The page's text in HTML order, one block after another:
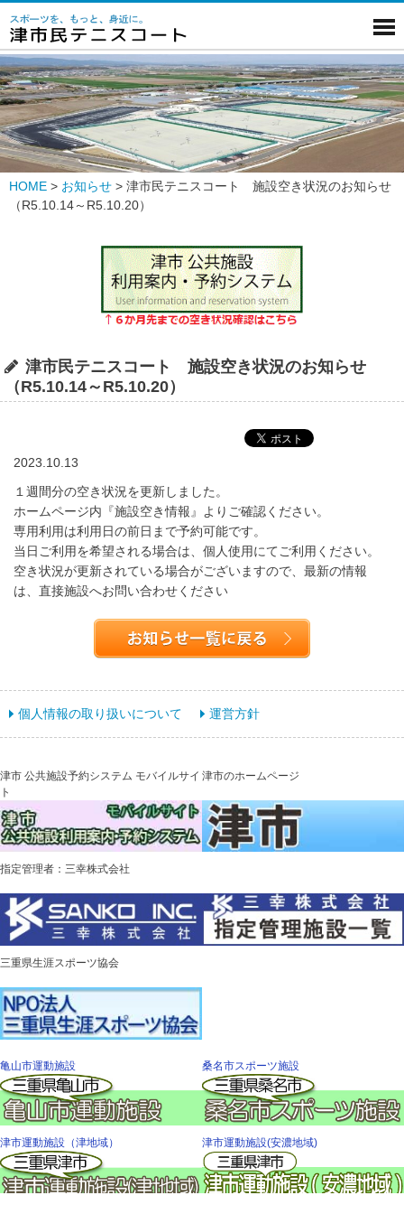
HOME > お知らせ > 津市民テニスコート 施設空き状況のお知らせ
（R5.10.14～R5.10.20）
津市民テニスコート 施設空き状況のお知らせ
（R5.10.14～R5.10.20）
2023.10.13
１週間分の空き状況を更新しました。
ホームページ内『施設空き情報』よりご確認ください。
専用利用は利用日の前日まで予約可能です。
当日ご利用を希望される場合は、個人使用にてご利用ください。
空き状況が更新されている場合がございますので、最新の情報
は、直接施設へお問い合わせください
個人情報の取り扱いについて 運営方針
津市 公共施設予約システム モバイルサイ
ト
津市のホームページ
指定管理者：三幸株式会社
三重県生涯スポーツ協会